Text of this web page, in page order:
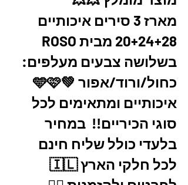
מארז 3 סירים איכותיים
בשלושה צבעים מעלפים:
איכותיים ומתאימים לכל
סוגי הכיריים!!  במחיר
בלעדי כולל שליח חינם
לכל חלקי הארץ 🇮🇱